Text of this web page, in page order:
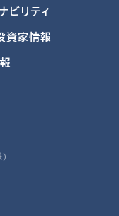
ビリティ
資家情報